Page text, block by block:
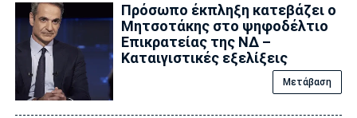
Πρόσωπο έκπληξη κατεβάζει ο
Μητσοτάκης στο ψηφοδέλτιο
Επικρατείας της ΝΔ –
Καταιγιστικές εξελίξεις
Μετάβαση